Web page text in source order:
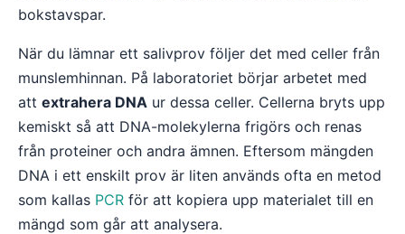
bokstavspar.
När du lämnar ett salivprov följer det med celler från
munslemhinnan. På laboratoriet börjar arbetet med
att extrahera DNA ur dessa celler. Cellerna bryts upp
kemiskt så att DNA-molekylerna frigörs och renas
från proteiner och andra ämnen. Eftersom mängden
DNA i ett enskilt prov är liten används ofta en metod
som kallas PCR för att kopiera upp materialet till en
mängd som går att analysera.